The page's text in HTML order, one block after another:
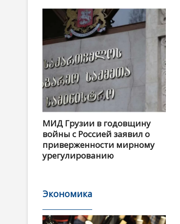
МИД Грузии в годовщину
войны с Россией заявил о
приверженности мирному
урегулированию
Экономика